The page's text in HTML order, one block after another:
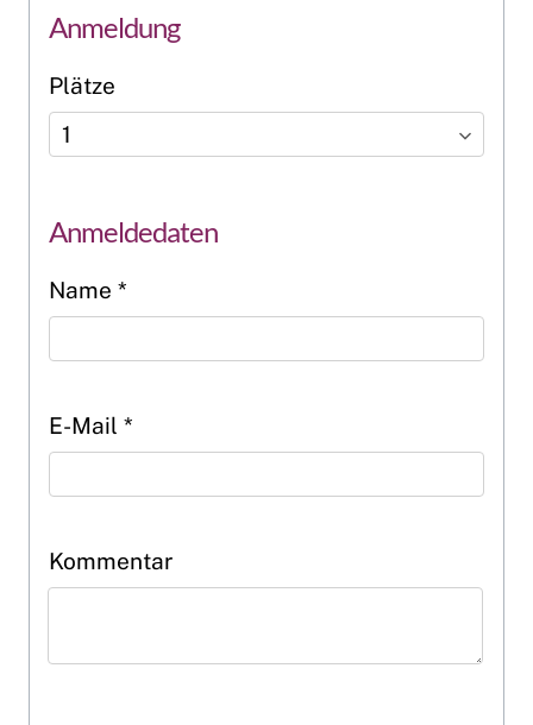
Anmeldung
Plätze
Anmeldedaten
Name *
E-Mail *
Kommentar